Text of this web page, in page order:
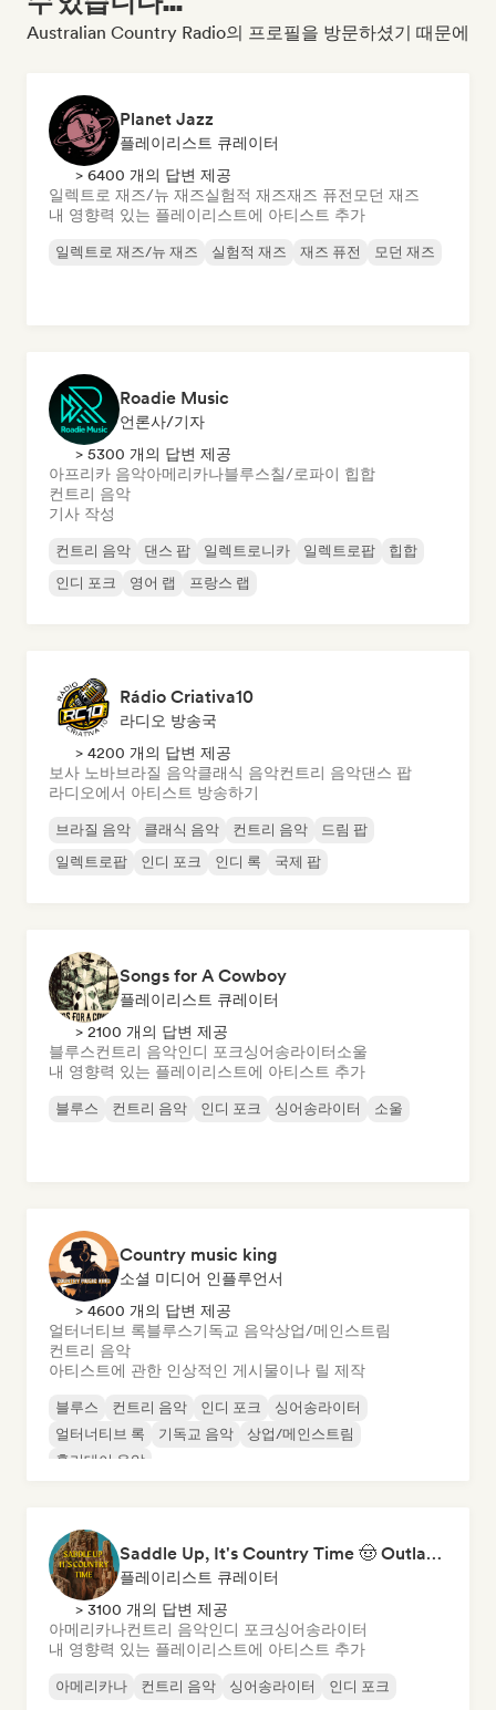
Australian Country Radio의 프로필을 방문하셨기 때문에
Planet Jazz
플레이리스트 큐레이터
> 6400 개의 답변 제공
일렉트로 재즈/뉴 재즈실험적 재즈재즈 퓨전 모던 재즈
내 영향력 있는 플레이리스트에 아티스트 추가
일렉트로 재즈/뉴 재즈 실험적 재즈 재즈 퓨전 모던 재즈
Roadie Music
언론사/기자
> 5300 개의 답변 제공
아프리카 음악아메리카나블루스칠/로파이 힙합
컨트리 음악
기사 작성
컨트리 음악 댄스 팝 일렉트로니카 일렉트로팝
힙합
인디 포크
영어 랩 프랑스 랩
Rádio Criativa10
라디오 방송국
> 4200 개의 답변 제공
보사 노바브라질 음악클래식 음악컨트리 음악댄스 팝
라디오에서 아티스트 방송하기
브라질 음악 클래식 음악 컨트리 음악
드림 팝
일렉트로팝
인디 포크 인디 록 국제 팝
Songs for A Cowboy
플레이리스트 큐레이터
> 2100 개의 답변 제공
블루스컨트리 음악인디 포크싱어송라이터소울
내 영향력 있는 플레이리스트에 아티스트 추가
블루스 컨트리 음악 인디 포크 싱어송라이터 소울
Country music king
소셜 미디어 인플루언서
> 4600 개의 답변 제공
얼터너티브 록블루스기독교 음악상업/메인스트림
컨트리 음악
아티스트에 관한 인상적인 게시물이나 릴 제작
블루스 컨트리 음악 인디 포크
싱어송라이터
얼터너티브 록
기독교 음악
상업/메인스트림
홀리데이 음악
Saddle Up, It's Country Time 🤠 Outlaw Country, Americana & Country Rock
플레이리스트 큐레이터
> 3100 개의 답변 제공
아메리카나컨트리 음악인디 포크싱어송라이터
내 영향력 있는 플레이리스트에 아티스트 추가
아메리카나 컨트리 음악 싱어송라이터 인디 포크